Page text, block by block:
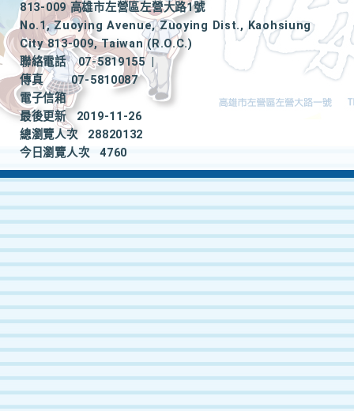
813-009 高雄市左營區左營大路1號
No.1, Zuoying Avenue, Zuoying Dist., Kaohsiung
City 813-009, Taiwan (R.O.C.)
聯絡電話
07-5819155
|
傳真
07-5810087
電子信箱
最後更新
2019-11-26
總瀏覽人次
28820132
今日瀏覽人次
4760